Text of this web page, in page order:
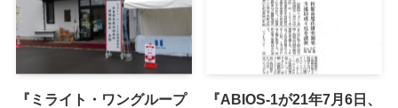
『ミライト・ワングループ
『ABIOS-1が21年7月6日、